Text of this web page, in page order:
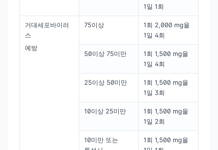
1일 1회
거대세포바이러
스
예방
75이상
1회 2,000 mg을
1일 4회
50이상 75미만
1회 1,500 mg을
1일 4회
25이상 50미만
1회 1,500 mg을
1일 3회
10이상 25미만
1회 1,500 mg을
1일 2회
10미만 또는
1회 1,500 mg을